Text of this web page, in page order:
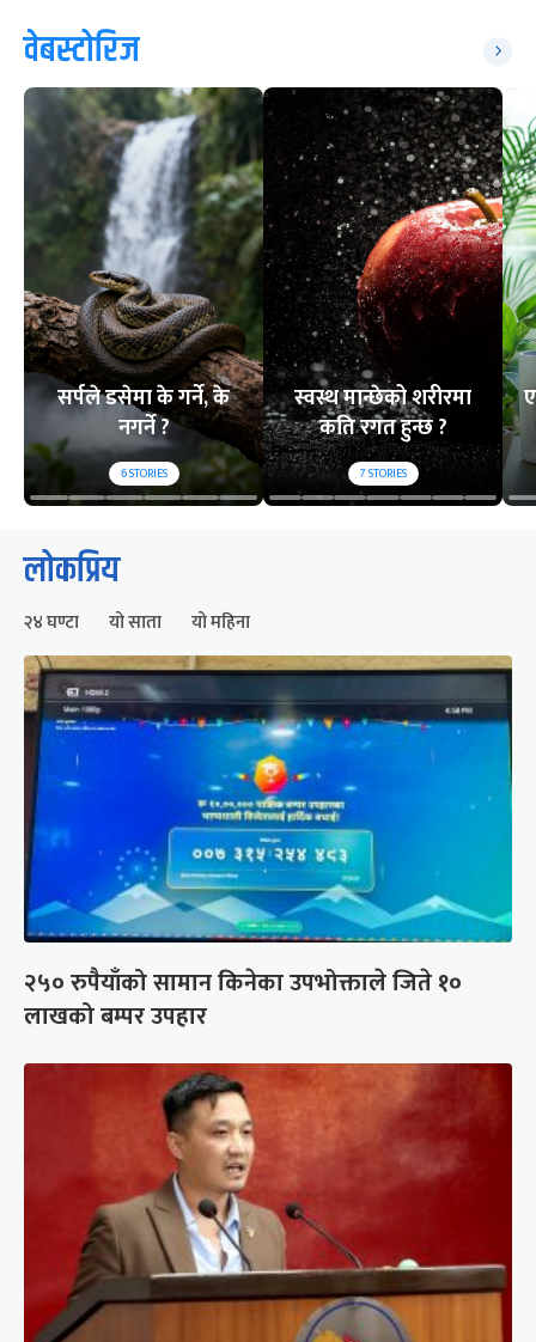
वेबस्टोरिज
सर्पले डसेमा के गर्ने, के
नगर्ने ?
6STORIES
स्वस्थ मान्छेको शरीरमा
कति रगत हुन्छ ?
7STORIES
लोकप्रिय
२४ घण्टा यो साता यो महिना
२५० रुपैयाँको सामान किनेका उपभोक्ताले जिते १०
लाखको बम्पर उपहार